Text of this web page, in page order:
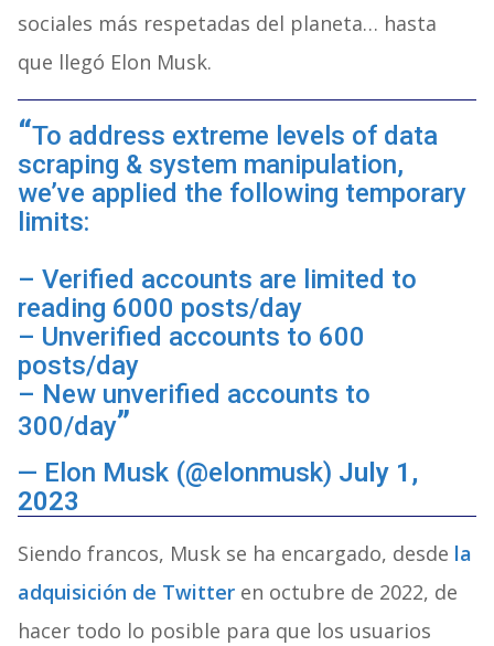
sociales más respetadas del planeta… hasta
que llegó Elon Musk.
To address extreme levels of data
scraping & system manipulation,
we’ve applied the following temporary
limits:
– Verified accounts are limited to
reading 6000 posts/day
– Unverified accounts to 600
posts/day
– New unverified accounts to
300/day
— Elon Musk (@elonmusk) July 1,
2023
Siendo francos, Musk se ha encargado, desde la
adquisición de Twitteren octubre de 2022, de
hacer todo lo posible para que los usuarios